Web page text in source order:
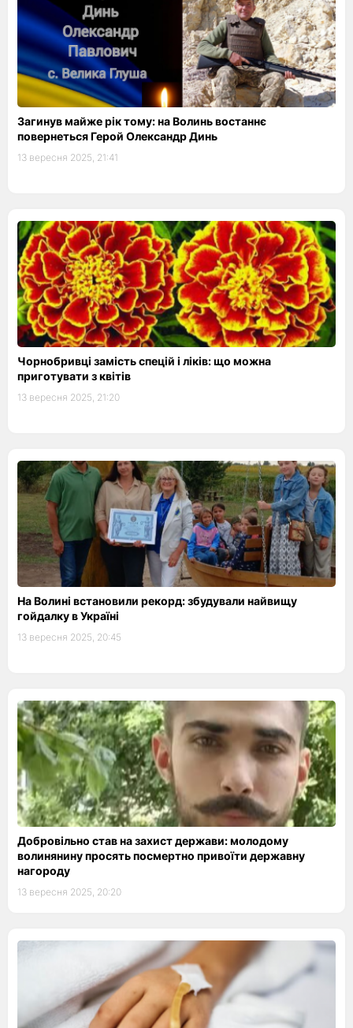
Загинув майже рік тому: на Волинь востаннє
повернеться Герой Олександр Динь
13 вересня 2025, 21:41
Чорнобривці замість спецій і ліків: що можна
приготувати з квітів
13 вересня 2025, 21:20
На Волині встановили рекорд: збудували найвищу
гойдалку в Україні
13 вересня 2025, 20:45
Добровільно став на захист держави: молодому
волинянину просять посмертно привоїти державну
нагороду
13 вересня 2025, 20:20